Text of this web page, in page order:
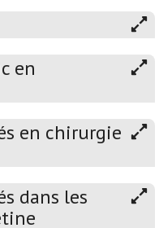
en
en chirurgie
dans les